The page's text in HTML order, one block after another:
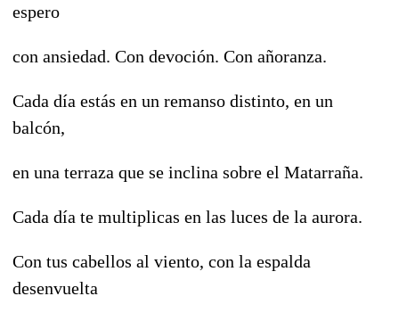
espero
con ansiedad. Con devoción. Con añoranza.
Cada día estás en un remanso distinto, en un
balcón,
en una terraza que se inclina sobre el Matarraña.
Cada día te multiplicas en las luces de la aurora.
Con tus cabellos al viento, con la espalda
desenvuelta